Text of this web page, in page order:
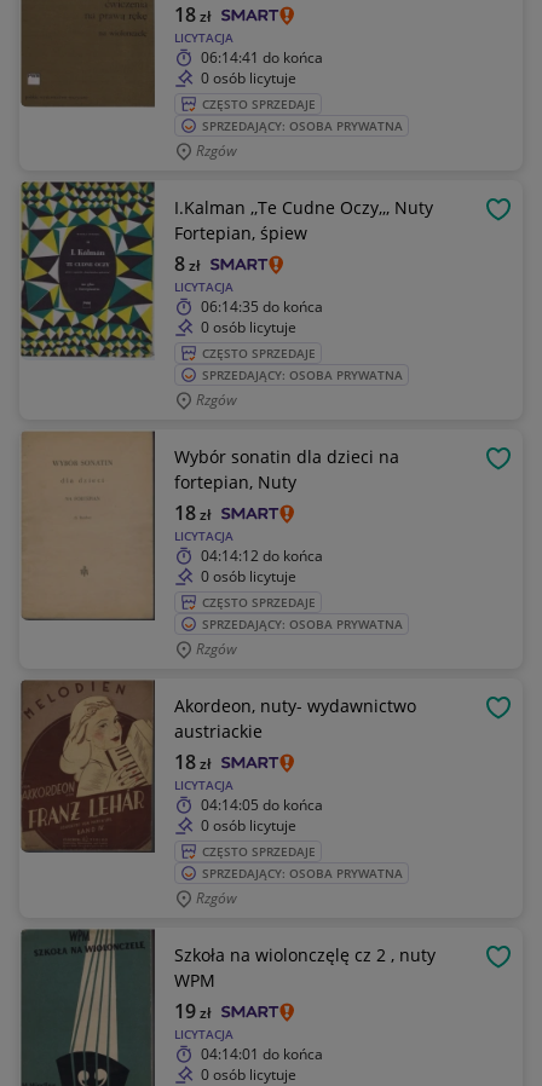
LICYTACJA
18zł
06:14:41 do końca
0 osób licytuje
CZĘSTO SPRZEDAJE
SPRZEDAJĄCY: OSOBA PRYWATNA
Rzgów
I.Kalman ,,Te Cudne Oczy,,, Nuty
Fortepian, śpiew
LICYTACJA
8zł
06:14:35 do końca
0 osób licytuje
CZĘSTO SPRZEDAJE
SPRZEDAJĄCY: OSOBA PRYWATNA
Rzgów
Wybór sonatin dla dzieci na
fortepian, Nuty
LICYTACJA
18zł
04:14:12 do końca
0 osób licytuje
CZĘSTO SPRZEDAJE
SPRZEDAJĄCY: OSOBA PRYWATNA
Rzgów
Akordeon, nuty- wydawnictwo
austriackie
LICYTACJA
18zł
04:14:05 do końca
0 osób licytuje
CZĘSTO SPRZEDAJE
SPRZEDAJĄCY: OSOBA PRYWATNA
Rzgów
Szkoła na wiolonczęlę cz 2 , nuty
WPM
LICYTACJA
19zł
04:14:01 do końca
0 osób licytuje